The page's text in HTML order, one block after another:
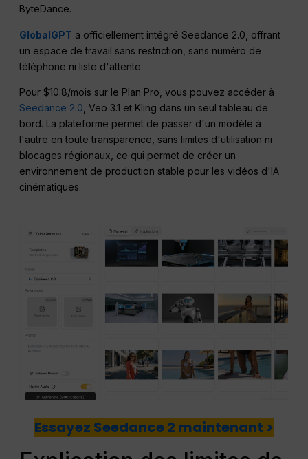
ByteDance.
GlobalGPT a officiellement intégré Seedance 2.0, offrant
un espace de travail sans restriction, sans numéro de
téléphone ni liste d'attente.
Pour $10.8/mois sur le Plan Pro, vous pouvez accéder à
Seedance 2.0 , Veo 3.1 et Kling dans un seul tableau de
bord. La plateforme permet de passer d'un modèle à
l'autre en toute transparence, sans limites d'utilisation ni
blocages régionaux, ce qui permet de créer un
environnement de production stable pour les vidéos d'IA
cinématiques.
Essayez Seedance 2 maintenant >